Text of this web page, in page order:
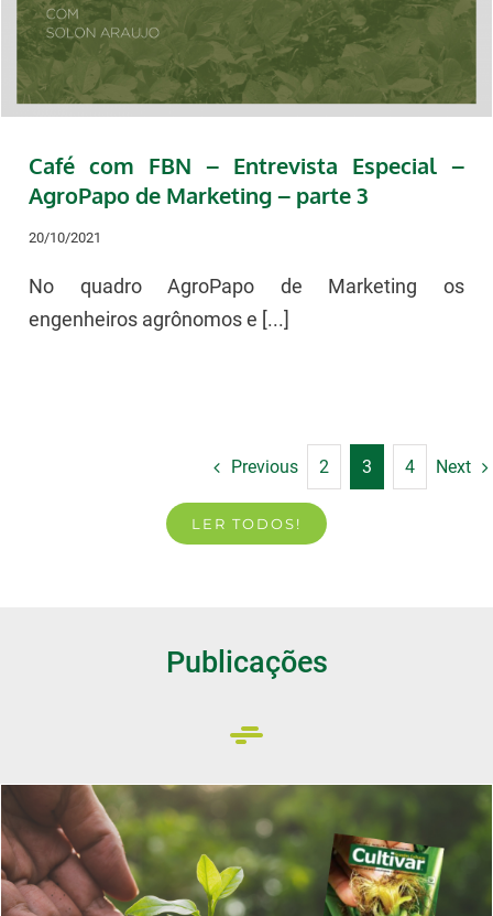
Café com FBN – Entrevista Especial –
AgroPapo de Marketing – parte 3
20/10/2021
No quadro AgroPapo de Marketing os
engenheiros agrônomos e [...]
Previous 2 3 4 Next
LER TODOS!
Publicações